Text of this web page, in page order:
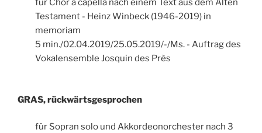
für Chor a capella nach einem Text aus dem Alten
Testament - Heinz Winbeck (1946-2019) in
memoriam
5 min./02.04.2019/25.05.2019/-/Ms. - Auftrag des
Vokalensemble Josquin des Près
GRAS, rückwärtsgesprochen
für Sopran solo und Akkordeonorchester nach 3